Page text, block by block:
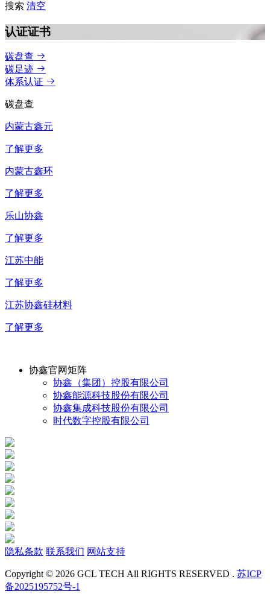
搜索 清空
认证证书
碳盘查
碳足迹
体系认证
碳盘查
内蒙古鑫元
了解更多
内蒙古鑫环
了解更多
乐山协鑫
了解更多
江苏中能
了解更多
江苏协鑫硅材料
了解更多
协鑫官网矩阵
协鑫（集团）控股有限公司
协鑫能源科技股份有限公司
协鑫集成科技股份有限公司
时代数字控股有限公司
隐私条款 联系我们 网站支持
Copyright © 2026 GCL TECH All RIGHTS RESERVED . 苏ICP
备2025195752号-1